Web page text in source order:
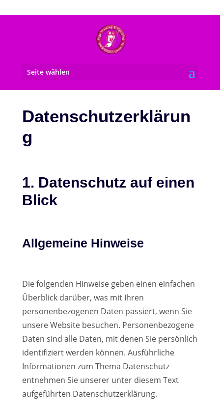
Seite wählen
Datenschutzerklärun
g
1. Datenschutz auf einen
Blick
Allgemeine Hinweise
Die folgenden Hinweise geben einen einfachen
Überblick darüber, was mit Ihren
personenbezogenen Daten passiert, wenn Sie
unsere Website besuchen. Personenbezogene
Daten sind alle Daten, mit denen Sie persönlich
identifiziert werden können. Ausführliche
Informationen zum Thema Datenschutz
entnehmen Sie unserer unter diesem Text
aufgeführten Datenschutzerklärung.